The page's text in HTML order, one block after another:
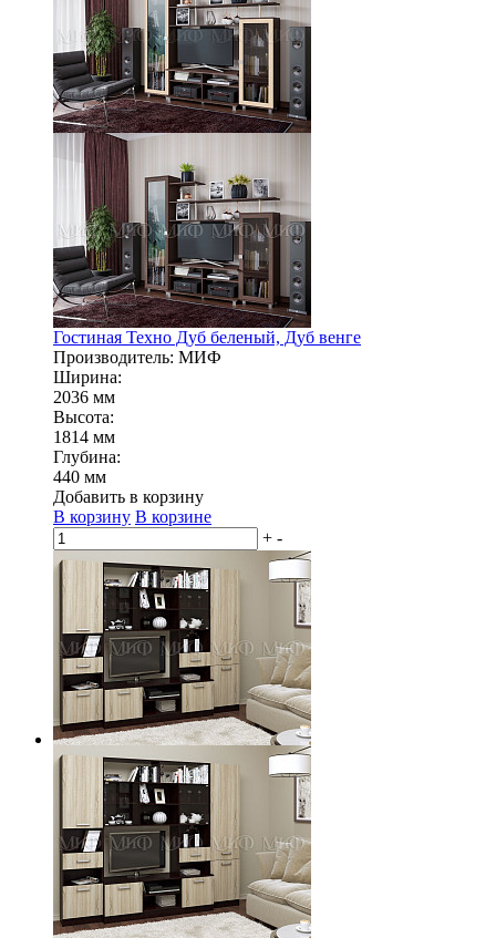
Гостиная Техно Дуб беленый, Дуб венге
Производитель: МИФ
Ширина:
2036 мм
Высота:
1814 мм
Глубина:
440 мм
Добавить в корзину
В корзину В корзине
+ -